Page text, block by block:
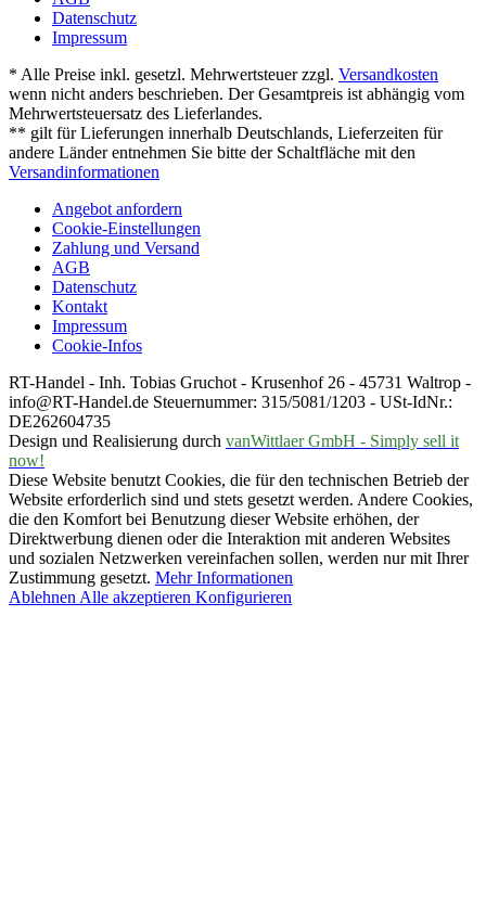
Datenschutz
Impressum
* Alle Preise inkl. gesetzl. Mehrwertsteuer zzgl. Versandkosten
wenn nicht anders beschrieben. Der Gesamtpreis ist abhängig vom
Mehrwertsteuersatz des Lieferlandes.
** gilt für Lieferungen innerhalb Deutschlands, Lieferzeiten für
andere Länder entnehmen Sie bitte der Schaltfläche mit den
Versandinformationen
Angebot anfordern
Cookie-Einstellungen
Zahlung und Versand
AGB
Datenschutz
Kontakt
Impressum
Cookie-Infos
RT-Handel - Inh. Tobias Gruchot - Krusenhof 26 - 45731 Waltrop -
info@RT-Handel.de Steuernummer: 315/5081/1203 - USt-IdNr.:
DE262604735
Design und Realisierung durch vanWittlaer GmbH - Simply sell it
now!
Diese Website benutzt Cookies, die für den technischen Betrieb der
Website erforderlich sind und stets gesetzt werden. Andere Cookies,
die den Komfort bei Benutzung dieser Website erhöhen, der
Direktwerbung dienen oder die Interaktion mit anderen Websites
und sozialen Netzwerken vereinfachen sollen, werden nur mit Ihrer
Zustimmung gesetzt. Mehr Informationen
Ablehnen Alle akzeptieren Konfigurieren